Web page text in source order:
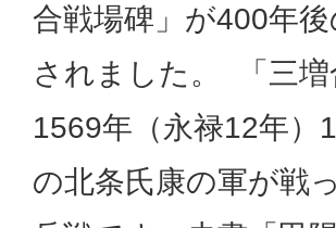
合戦場碑」が400年
されました。 「三
1569年（永禄12年）
の北条氏康の軍が戦